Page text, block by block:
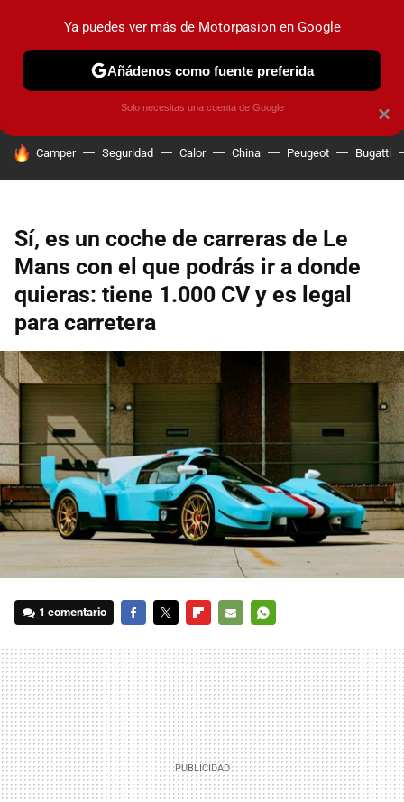
PRUEBAS COCHES ELÉCTRICOS OBSERVATORIO
HOY SE HABLA DE
Camper Seguridad Calor China Peugeot Bugatti
Sí, es un coche de carreras de Le
Mans con el que podrás ir a donde
quieras: tiene 1.000 CV y es legal
para carretera
1 comentario
MAIL
×
Ya puedes ver más de Motorpasion en Google
Añádenos como fuente preferida
Solo necesitas una cuenta de Google